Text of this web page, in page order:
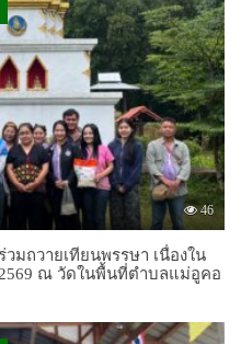
46
มถวายเทียนพรรษา เนื่องใน
ณ วัดในพื้นที่ตำบลแม่อูคอ